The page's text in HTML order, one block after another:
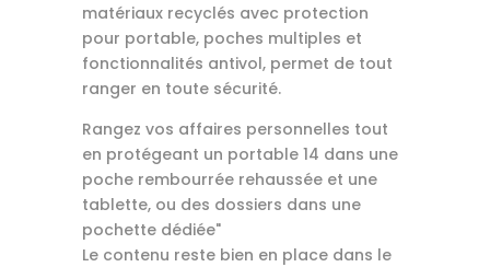
matériaux recyclés avec protection
pour portable, poches multiples et
fonctionnalités antivol, permet de tout
ranger en toute sécurité.
Rangez vos affaires personnelles tout
en protégeant un portable 14 dans une
poche rembourrée rehaussée et une
tablette, ou des dossiers dans une
pochette dédiée"
Le contenu reste bien en place dans le